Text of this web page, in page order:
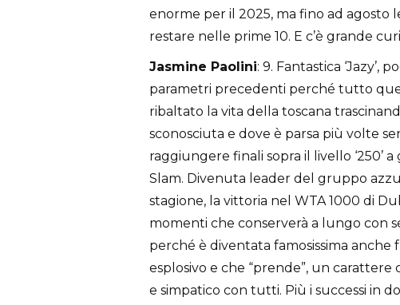
enorme per il 2025, ma fino ad agosto
restare nelle prime 10. E c’è grande
Jasmine Paolini: 9. Fantastica ‘Jazy’,
parametri precedenti perché tutto
ribaltato la vita della toscana
sconosciuta e dove è parsa più volte
raggiungere finali sopra il livello ‘250’
Slam. Divenuta leader del gruppo
stagione, la vittoria nel WTA 1000 di
momenti che conserverà a lungo con
perché è diventata famosissima anche
esplosivo e che “prende”, un carattere
e simpatico con tutti. Più i successi in